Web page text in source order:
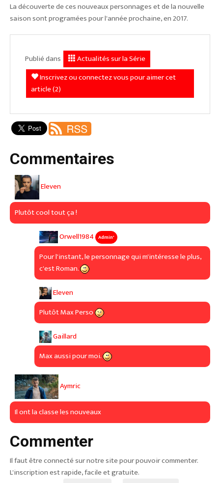
La découverte de ces nouveaux personnages et de la nouvelle
saison sont programées pour l'année prochaine, en 2017.
Publié dans
Actualités sur la Série
Inscrivez ou connectez vous pour aimer cet
article (2)
Commentaires
Eleven
Plutôt cool tout ça !
Orwell1984
Admin'
Pour l'instant, le personnage qui m'intéresse le plus,
c'est Roman.
Eleven
Plutôt Max Perso
Gaillard
Max aussi pour moi.
Aymric
Il ont la classe les nouveaux
Commenter
Il faut être connecté sur notre site pour pouvoir commenter.
L'inscription est rapide, facile et gratuite.